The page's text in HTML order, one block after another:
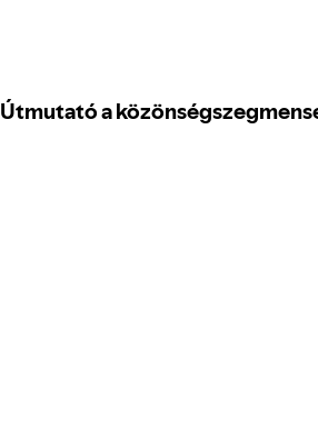
Útmutató a